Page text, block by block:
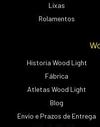
Lixas
Rolamentos
Historia Wood Light
Fábrica
Atletas Wood Light
Blog
Envio e Prazos de Entrega